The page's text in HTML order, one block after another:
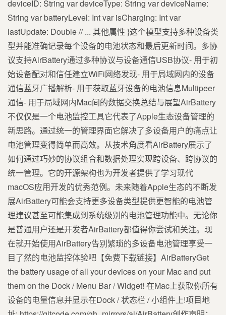
deviceID: String var deviceType: String var deviceName:
String var batteryLevel: Int var isCharging: Int var
lastUpdate: Double // ... 其他属性 }这个模型支持多种设备类
型并能准确记录每个设备的电池状态和最后更新时间。多协
议支持AirBattery通过多种协议与设备通信USB协议- 用于初
始设备配对和信任建立WiFi网络发现- 用于局域网内的设备
通信蓝牙广播解析- 用于获取蓝牙设备的电池信息Multipeer
通信- 用于局域网内Mac间的数据交换总结与展望AirBattery
不仅仅是一个电池监控工具它代表了Apple生态设备管理的
新思路。通过统一的管理界面它解决了多设备用户的痛点让
电池管理变得简单而高效。从技术角度看AirBattery展示了
如何通过巧妙的协议组合和数据处理实现跨设备、跨协议的
统一管理。它的开源架构也为开发者提供了学习现代
macOS应用开发的优秀范例。未来随着Apple生态的不断发
展AirBattery可能会支持更多设备类型提供更智能的电池管
理建议甚至可能集成到系统级别的电池管理功能中。无论你
是普通用户还是开发者AirBattery都值得你尝试和关注。现
在就开始使用AirBattery告别繁琐的多设备电池管理享受一
目了然的电池监控体验吧【免费下载链接】AirBatteryGet
the battery usage of all your devices on your Mac and put
them on the Dock / Menu Bar / Widget! 在Mac上获取你所有
设备的电量信息并显示在Dock / 状态栏 / 小组件上!项目地